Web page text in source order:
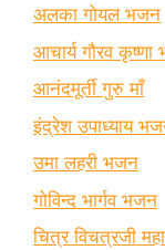
अलका गोयल भजन
आचार्य गौरव
आनंदमूर्ती गुरु माँ
इंद्रेश उपाध्याय
उमा लहरी भजन
गोविन्द भार्गव भजन
चित्र विचत्रजी